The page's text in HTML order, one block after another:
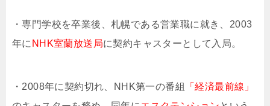
・専門学校を卒業後、札幌である営業職に就き、2003
年に NHK室蘭放送局に契約キャスターとして入局。
・2008年に契約切れ、NHK第一の番組
「経済最前線」